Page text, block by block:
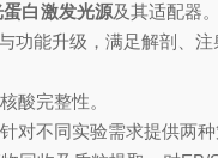
白激发光源及其适配器
功能升级，满足解剖、注
酸完整性。
对不同实验需求提供两种